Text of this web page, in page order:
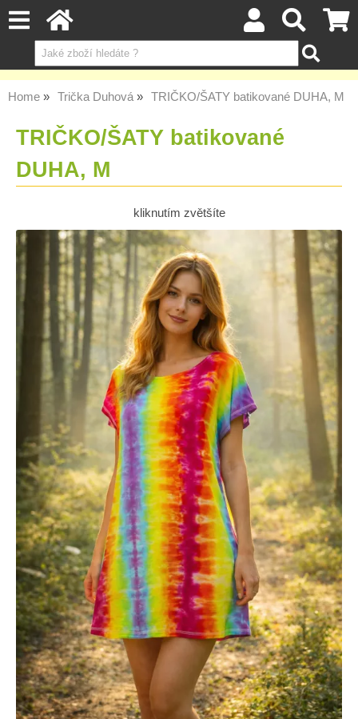
Home Trička Duhová TRIČKO/ŠATY batikované DUHA, M
TRIČKO/ŠATY batikované
DUHA, M
kliknutím zvětšíte